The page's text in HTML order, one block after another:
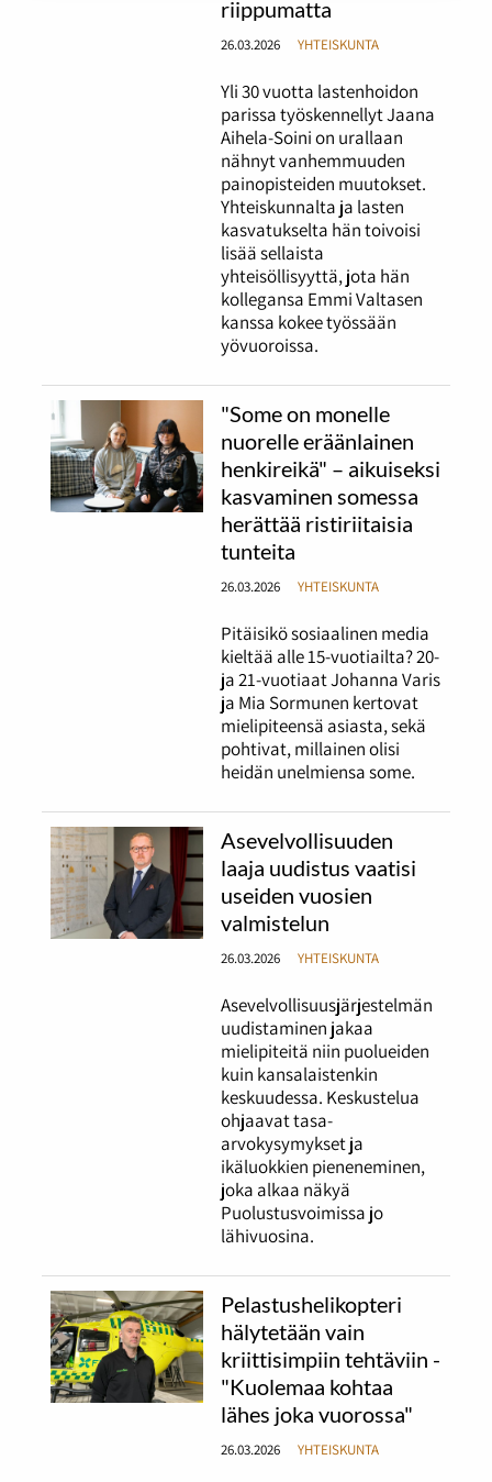
riippumatta
26.03.2026 YHTEISKUNTA
Yli 30 vuotta lastenhoidon
parissa työskennellyt Jaana
Aihela-Soini on urallaan
nähnyt vanhemmuuden
painopisteiden muutokset.
Yhteiskunnalta ja lasten
kasvatukselta hän toivoisi
lisää sellaista
yhteisöllisyyttä, jota hän
kollegansa Emmi Valtasen
kanssa kokee työssään
yövuoroissa.
"Some on monelle
nuorelle eräänlainen
henkireikä" – aikuiseksi
kasvaminen somessa
herättää ristiriitaisia
tunteita
26.03.2026 YHTEISKUNTA
Pitäisikö sosiaalinen media
kieltää alle 15-vuotiailta? 20-
ja 21-vuotiaat Johanna Varis
ja Mia Sormunen kertovat
mielipiteensä asiasta, sekä
pohtivat, millainen olisi
heidän unelmiensa some.
Asevelvollisuuden
laaja uudistus vaatisi
useiden vuosien
valmistelun
26.03.2026 YHTEISKUNTA
Asevelvollisuusjärjestelmän
uudistaminen jakaa
mielipiteitä niin puolueiden
kuin kansalaistenkin
keskuudessa. Keskustelua
ohjaavat tasa-
arvokysymykset ja
ikäluokkien pieneneminen,
joka alkaa näkyä
Puolustusvoimissa jo
lähivuosina.
Pelastushelikopteri
hälytetään vain
kriittisimpiin tehtäviin -
"Kuolemaa kohtaa
lähes joka vuorossa"
26.03.2026 YHTEISKUNTA